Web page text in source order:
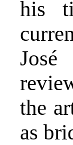
his
the
as